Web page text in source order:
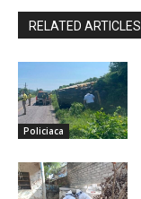
RELATED ARTICLES
Policiaca